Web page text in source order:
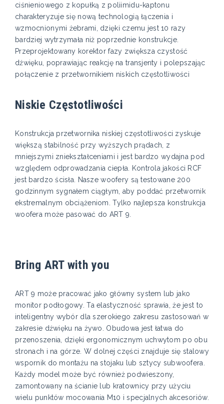
ciśnieniowego z kopułką z poliimidu-kaptonu
charakteryzuje się nową technologią łączenia i
wzmocnionymi żebrami, dzięki czemu jest 10 razy
bardziej wytrzymała niż poprzednie konstrukcje.
Przeprojektowany korektor fazy zwiększa czystość
dźwięku, poprawiając reakcję na transjenty i polepszając
połączenie z przetwornikiem niskich częstotliwości
Niskie Częstotliwości
Konstrukcja przetwornika niskiej częstotliwości zyskuje
większą stabilność przy wyższych prądach, z
mniejszymi zniekształceniami i jest bardzo wydajna pod
względem odprowadzania ciepła. Kontrola jakości RCF
jest bardzo ścisła. Nasze woofery są testowane 200
godzinnym sygnałem ciągłym, aby poddać przetwornik
ekstremalnym obciążeniom. Tylko najlepsza konstrukcja
woofera może pasować do ART 9.
Bring ART with you
ART 9 może pracować jako główny system lub jako
monitor podłogowy. Ta elastyczność sprawia, że jest to
inteligentny wybór dla szerokiego zakresu zastosowań w
zakresie dźwięku na żywo. Obudowa jest łatwa do
przenoszenia, dzięki ergonomicznym uchwytom po obu
stronach i na górze. W dolnej części znajduje się stalowy
wspornik do montażu na stojaku lub sztycy subwoofera.
Każdy model może być również podwieszony,
zamontowany na ścianie lub kratownicy przy użyciu
wielu punktów mocowania M10 i specjalnych akcesoriów.